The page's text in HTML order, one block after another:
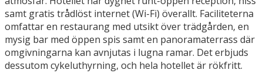
samt gratis trådlöst internet (Wi-Fi) överallt. Faciliteterna
omfattar en restaurang med utsikt över trädgården, en
mysig bar med öppen spis samt en panoramaterrass där
omgivningarna kan avnjutas i lugna ramar. Det erbjuds
dessutom cykeluthyrning, och hela hotellet är rökfritt.